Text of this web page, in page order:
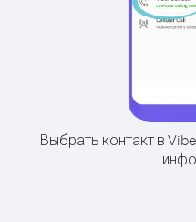
Выбрать контакт в